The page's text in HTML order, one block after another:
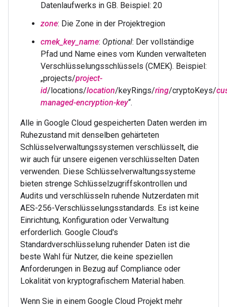
Datenlaufwerks in GB. Beispiel: 20
zone: Die Zone in der Projektregion
cmek_key_name: Optional: Der vollständige
Pfad und Name eines vom Kunden verwalteten
Verschlüsselungsschlüssels (CMEK). Beispiel:
„projects/project-
id/locations/location/keyRings/ring/cryptoKeys/
managed-encryption-key“.
Alle in Google Cloud gespeicherten Daten werden im
Ruhezustand mit denselben gehärteten
Schlüsselverwaltungssystemen verschlüsselt, die
wir auch für unsere eigenen verschlüsselten Daten
verwenden. Diese Schlüsselverwaltungssysteme
bieten strenge Schlüsselzugriffskontrollen und
Audits und verschlüsseln ruhende Nutzerdaten mit
AES-256-Verschlüsselungsstandards. Es ist keine
Einrichtung, Konfiguration oder Verwaltung
erforderlich. Google Cloud's
Standardverschlüsselung ruhender Daten ist die
beste Wahl für Nutzer, die keine speziellen
Anforderungen in Bezug auf Compliance oder
Lokalität von kryptografischem Material haben.
Wenn Sie in einem Google Cloud Projekt mehr